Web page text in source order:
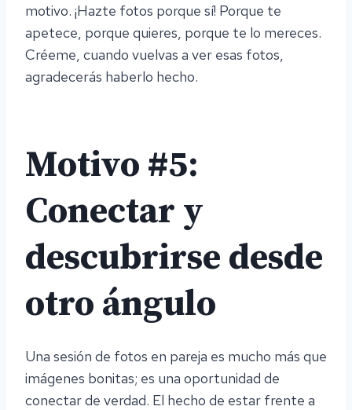
motivo. ¡Hazte fotos porque sí! Porque te
apetece, porque quieres, porque te lo mereces.
Créeme, cuando vuelvas a ver esas fotos,
agradecerás haberlo hecho.
Motivo #5:
Conectar y
descubrirse desde
otro ángulo
Una sesión de fotos en pareja es mucho más que
imágenes bonitas; es una oportunidad de
conectar de verdad. El hecho de estar frente a